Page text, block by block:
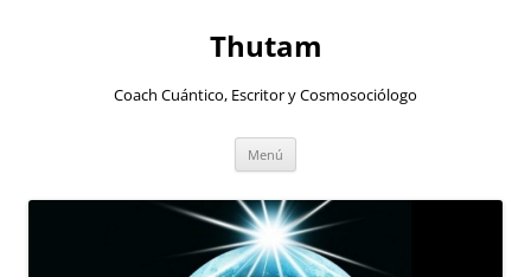
Thutam
Coach Cuántico, Escritor y Cosmosociólogo
Menú